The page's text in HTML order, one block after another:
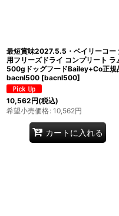
最短賞味2027.5.5・ベイリーコー
用フリーズドライ コンプリート ラ
500gドッグフードBailey+Co正規
bacnl500 [bacnl500]
10,562円(税込)
希望小売価格: 10,562円
カートに入れる